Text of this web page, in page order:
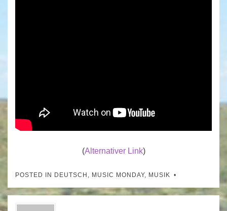
(Alternativer Link)
POSTED IN DEUTSCH MUSIC MONDAY, MUSIK